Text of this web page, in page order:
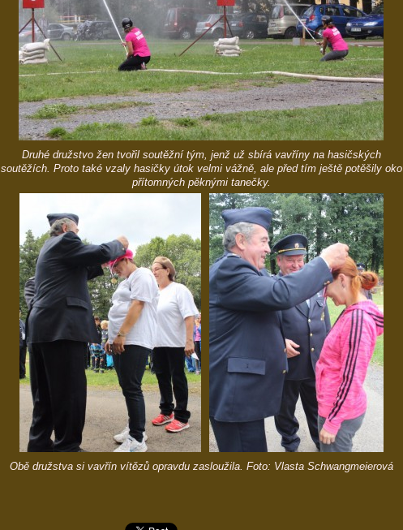
Druhé družstvo žen tvořil soutěžní tým, jenž už sbírá vavříny na hasičských
soutěžích. Proto také vzaly hasičky útok velmi vážně, ale před tím ještě potěšily oko
přítomných pěknými tanečky.
Obě družstva si vavřín vítězů opravdu zasloužila. Foto: Vlasta Schwangmeierová